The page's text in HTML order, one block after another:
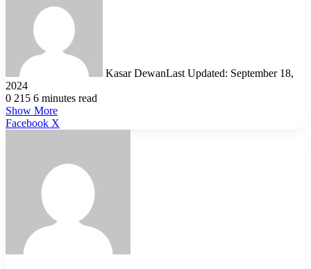
Kasar DewanLast Updated: September 18,
2024
0 215 6 minutes read
Show More
Facebook X